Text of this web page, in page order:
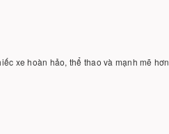
xe hoàn hảo, thể thao và mạnh mẽ hơn